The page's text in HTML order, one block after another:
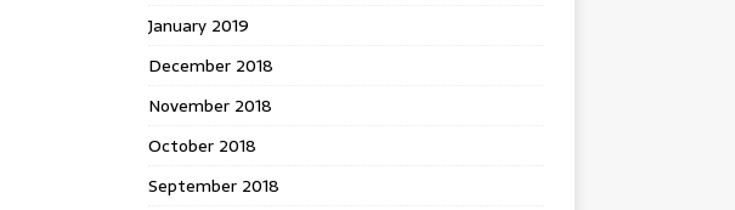
January 2019
December 2018
November 2018
October 2018
September 2018